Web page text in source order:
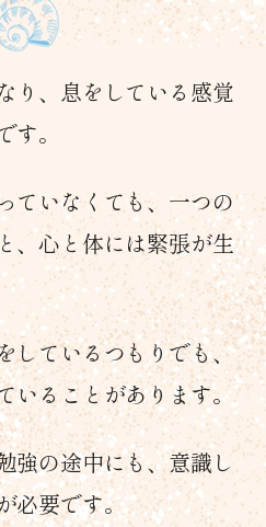
り、息をしている感覚
。
ていなくても、一つの
、心と体には緊張が生
しているつもりでも、
いることがあります。
強の途中にも、意識し
必要です。